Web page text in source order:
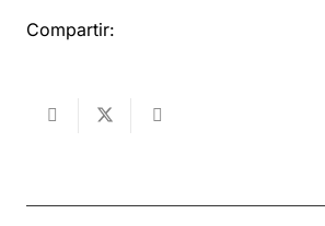
Compartir: